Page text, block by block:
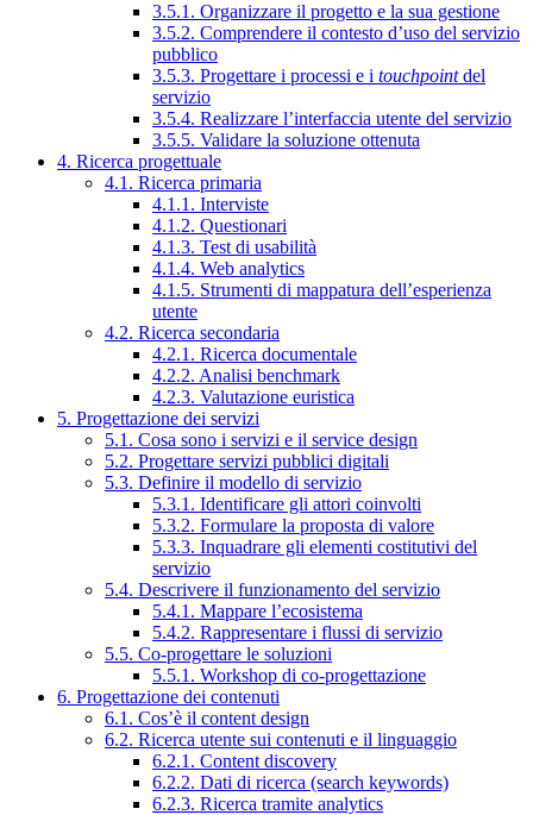
3.5.1. Organizzare il progetto e la sua gestione
3.5.2. Comprendere il contesto d’uso del servizio
pubblico
3.5.3. Progettare i processi e i touchpointdel
servizio
3.5.4. Realizzare l’interfaccia utente del servizio
3.5.5. Validare la soluzione ottenuta
4. Ricerca progettuale
4.1. Ricerca primaria
4.1.1. Interviste
4.1.2. Questionari
4.1.3. Test di usabilità
4.1.4. Web analytics
4.1.5. Strumenti di mappatura dell’esperienza
utente
4.2. Ricerca secondaria
4.2.1. Ricerca documentale
4.2.2. Analisi benchmark
4.2.3. Valutazione euristica
5. Progettazione dei servizi
5.1. Cosa sono i servizi e il service design
5.2. Progettare servizi pubblici digitali
5.3. Definire il modello di servizio
5.3.1. Identificare gli attori coinvolti
5.3.2. Formulare la proposta di valore
5.3.3. Inquadrare gli elementi costitutivi del
servizio
5.4. Descrivere il funzionamento del servizio
5.4.1. Mappare l’ecosistema
5.4.2. Rappresentare i flussi di servizio
5.5. Co-progettare le soluzioni
5.5.1. Workshop di co-progettazione
6. Progettazione dei contenuti
6.1. Cos’è il content design
6.2. Ricerca utente sui contenuti e il linguaggio
6.2.1. Content discovery
6.2.2. Dati di ricerca (search keywords)
6.2.3. Ricerca tramite analytics